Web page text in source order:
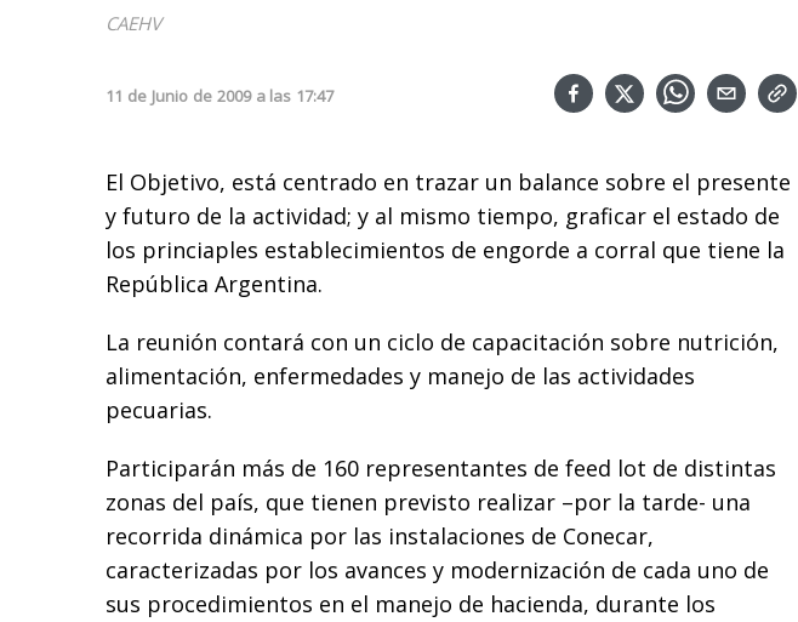
CAEHV
11 de Junio de 2009 a las 17:47
El Objetivo, está centrado en trazar un balance sobre el presente
y futuro de la actividad; y al mismo tiempo, graficar el estado de
los princiaples establecimientos de engorde a corral que tiene la
República Argentina.
La reunión contará con un ciclo de capacitación sobre nutrición,
alimentación, enfermedades y manejo de las actividades
pecuarias.
Participarán más de 160 representantes de feed lot de distintas
zonas del país, que tienen previsto realizar –por la tarde- una
recorrida dinámica por las instalaciones de Conecar,
caracterizadas por los avances y modernización de cada uno de
sus procedimientos en el manejo de hacienda, durante los